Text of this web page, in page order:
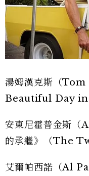
湯姆漢克斯（
Beautiful Day
安東尼霍普金斯
的承繼》（The
艾爾帕西諾（Al